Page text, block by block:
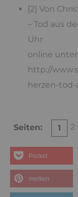
[2] Von
– Tod aus
Uhr
online unter:
http://
herzen-tod-
Seiten: 1 2
Pocket
merken